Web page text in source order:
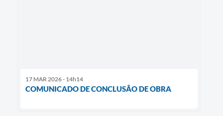
17 MAR 2026 - 14h14
COMUNICADO DE CONCLUSÃO DE OBRA